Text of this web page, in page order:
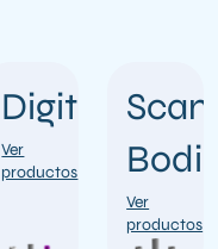
Digital
Ver
productos
Scan
Bodies
Ver
productos